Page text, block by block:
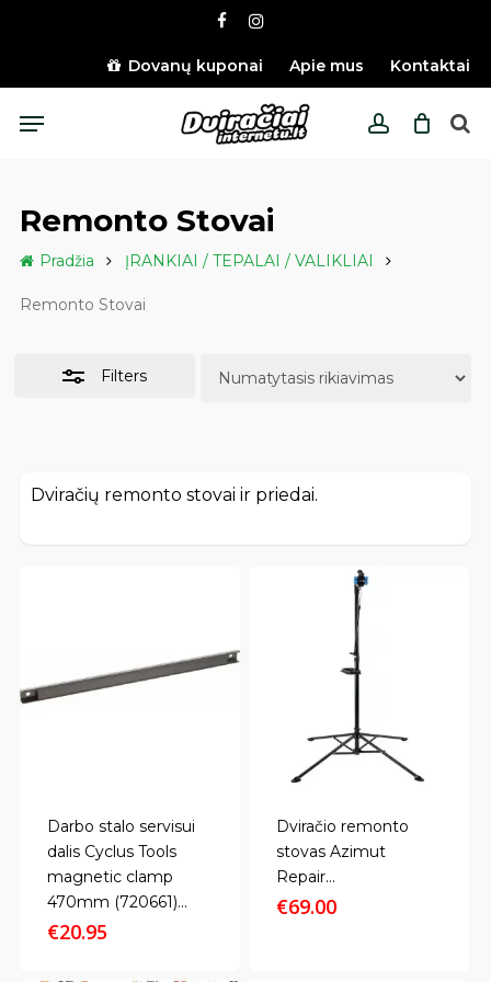
content
facebookinstagram
Dovanų kuponai Apie mus Kontaktai
account
Menu
Remonto Stovai
Pradžia ĮRANKIAI / TEPALAI / VALIKLIAI
Remonto Stovai
Filters
Filters
Dviračių remonto stovai ir priedai.
Darbo stalo servisui
dalis Cyclus Tools
magnetic clamp
470mm (720661)...
€20.95
Dviračio remonto
stovas Azimut
Repair...
€69.00